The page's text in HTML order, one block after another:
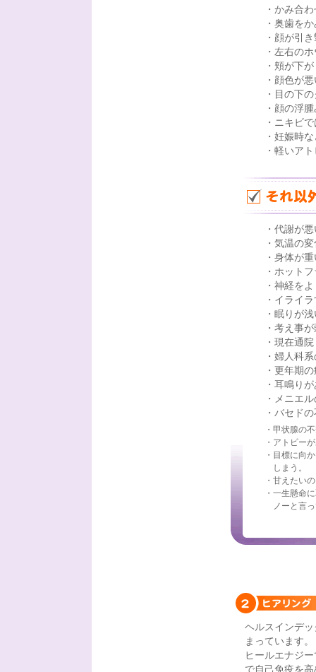
・かみ合
・奥歯を
・顔が引
・左右の
・頬が下
・顔色が
・目の下
・顔の浮
・ニキビ
・妊娠時
・軽いア
・代謝が
・気温の
・身体が
・ホット
・神経を
・イライ
・眠りが
・考え事
・現在通
・婦人科
・更年期
・耳鳴り
・メニエ
・バセド
・甲状腺の
・アトピー
・目標に向
しまう。
・甘えたい
・一生懸命
ノーと言っ
ヘルスインデ
まっています。
ヒールエナジ
で自己免疫を